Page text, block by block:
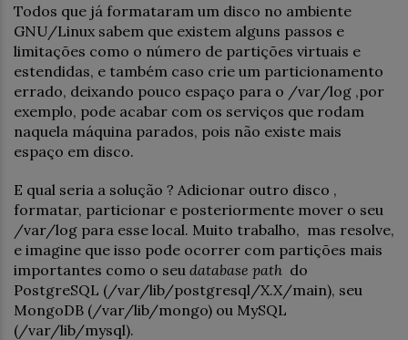
Todos que já formataram um disco no ambiente
GNU/Linux sabem que existem alguns passos e
limitações como o número de partições virtuais e
estendidas, e também caso crie um particionamento
errado, deixando pouco espaço para o /var/log ,por
exemplo, pode acabar com os serviços que rodam
naquela máquina parados, pois não existe mais
espaço em disco.
E qual seria a solução ? Adicionar outro disco ,
formatar, particionar e posteriormente mover o seu
/var/log para esse local. Muito trabalho, mas resolve,
e imagine que isso pode ocorrer com partições mais
importantes como o seu database path do
PostgreSQL (/var/lib/postgresql/X.X/main), seu
MongoDB (/var/lib/mongo) ou MySQL
(/var/lib/mysql).